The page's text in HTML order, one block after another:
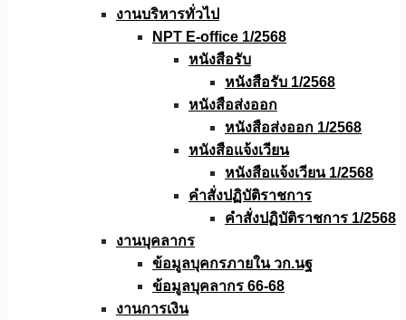
งานบริหารทั่วไป
NPT E-office 1/2568
หนังสือรับ
หนังสือรับ 1/2568
หนังสือส่งออก
หนังสือส่งออก 1/2568
หนังสือแจ้งเวียน
หนังสือเเจ้งเวียน 1/2568
คำสั่งปฏิบัติราชการ
คำสั่งปฏิบัติราชการ 1/2568
งานบุคลากร
ข้อมูลบุคกรภายใน วก.นฐ
ข้อมูลบุคลากร 66-68
งานการเงิน